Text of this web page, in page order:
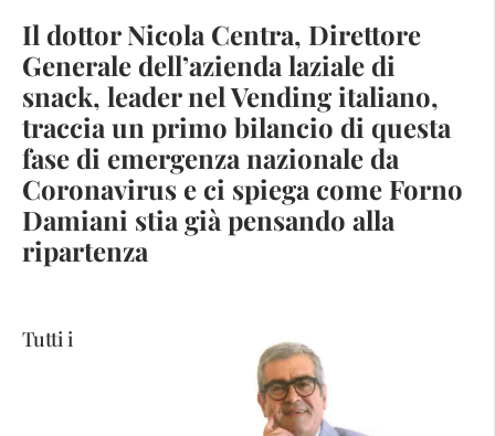
Il dottor Nicola Centra, Direttore
Generale dell’azienda laziale di
snack, leader nel Vending italiano,
traccia un primo bilancio di questa
fase di emergenza nazionale da
Coronavirus e ci spiega come Forno
Damiani stia già pensando alla
ripartenza
Tutti i